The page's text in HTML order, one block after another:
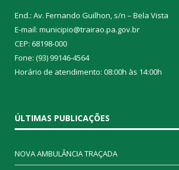
End.: Av. Fernando Guilhon, s/n – Bela Vista
E-mail: municipio@trairao.pa.gov.br
CEP: 68198-000
Fone: (93) 99146-4564
Horário de atendimento: 08:00h às 14:00h
ÚLTIMAS PUBLICAÇÕES
NOVA AMBULÂNCIA TRAÇADA